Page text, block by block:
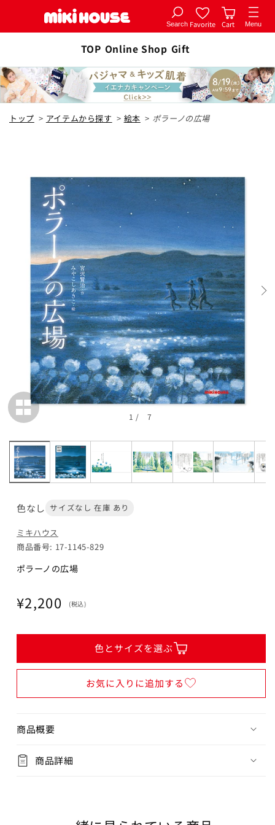
コンテ
Search Favorite Cart Menu
TOP Online Shop Gift
トップ > アイテムから探す > 絵本 > ポラーノの広場
1 / 7
色なし サイズなし 在庫 あり
ミキハウス
商品番号: 17-1145-829
ポラーノの広場
通
¥2,200 (税込)
色とサイズを選ぶ
お気に入りに追加する
カートに追加
全1色
色なし
閉じる
商品概要
商品詳細